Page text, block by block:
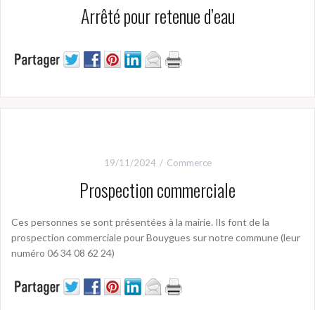
Arrêté pour retenue d’eau
19/11/2024 Commerce
Prospection commerciale
Ces personnes se sont présentées à la mairie. Ils font de la
prospection commerciale pour Bouygues sur notre commune (leur
numéro 06 34 08 62 24)